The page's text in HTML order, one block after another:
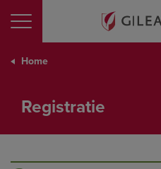
Home
Registratie